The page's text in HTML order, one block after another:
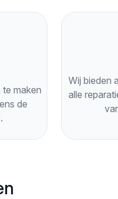
maken
de
Wij bieden
alle